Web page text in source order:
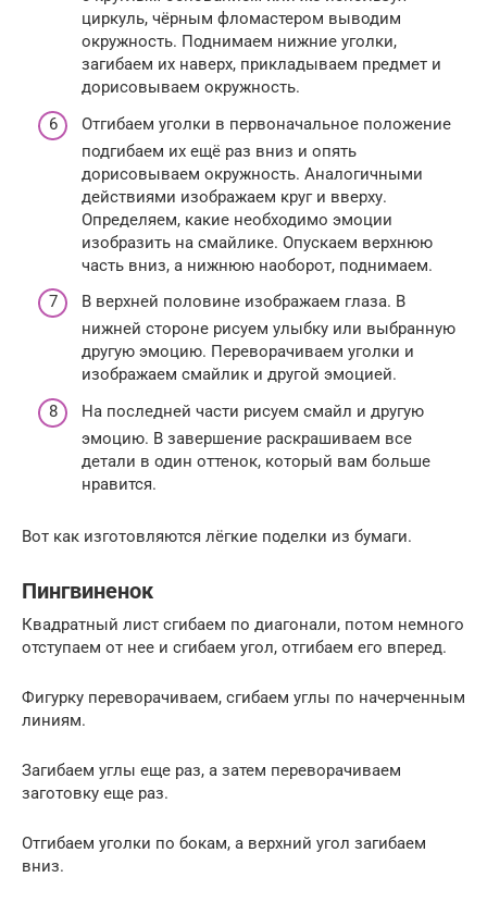
циркуль, чёрным фломастером выводим
окружность. Поднимаем нижние уголки,
загибаем их наверх, прикладываем предмет и
дорисовываем окружность.
Отгибаем уголки в первоначальное положение
подгибаем их ещё раз вниз и опять
дорисовываем окружность. Аналогичными
действиями изображаем круг и вверху.
Определяем, какие необходимо эмоции
изобразить на смайлике. Опускаем верхнюю
часть вниз, а нижнюю наоборот, поднимаем.
В верхней половине изображаем глаза. В
нижней стороне рисуем улыбку или выбранную
другую эмоцию. Переворачиваем уголки и
изображаем смайлик и другой эмоцией.
На последней части рисуем смайл и другую
эмоцию. В завершение раскрашиваем все
детали в один оттенок, который вам больше
нравится.
Вот как изготовляются лёгкие поделки из бумаги.
Пингвиненок
Квадратный лист сгибаем по диагонали, потом немного
отступаем от нее и сгибаем угол, отгибаем его вперед.
Фигурку переворачиваем, сгибаем углы по начерченным
линиям.
Загибаем углы еще раз, а затем переворачиваем
заготовку еще раз.
Отгибаем уголки по бокам, а верхний угол загибаем
вниз.